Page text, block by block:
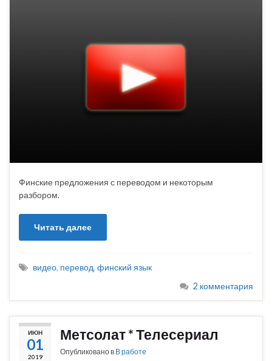
Финские предложения с переводом и некоторым
разбором.
Читать далее
видео, перевод, финский язык
2 комментария
ИЮН
01
2019
Метсолат * Телесериал
Опубликовано в В работе